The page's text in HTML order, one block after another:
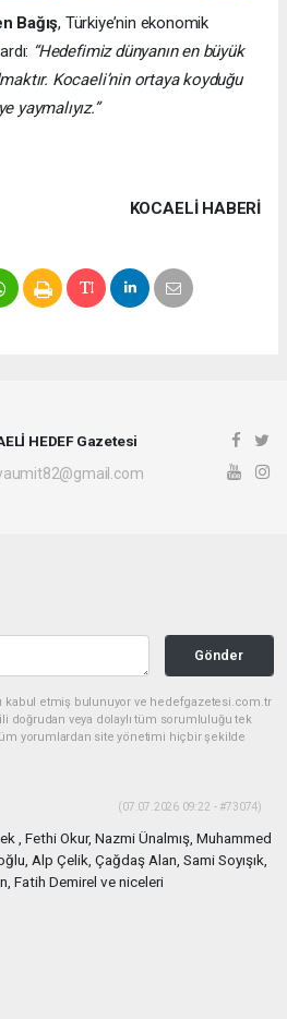
Bağış, Türkiye’nin ekonomik
“Hedefimiz dünyanın en büyük
Kocaeli’nin ortaya koyduğu
yaymalıyız.”
KOCAELI HABERİ
HEDEF Gazetesi
Gönder
kabul etmiş bulunuyor ve hedefgazetesi.com.tr
doğrudan veya dolaylı tüm sorumluluğu tek
yorumlardan site yönetimi hiçbir şekilde
(07.07.2026 09:22 - #73074)
, Fethi Okur, Nazmi Ünalmış, Muhammed
Alp Çelik, Çağdaş Alan, Sami Soyışık,
Fatih Demirel ve niceleri